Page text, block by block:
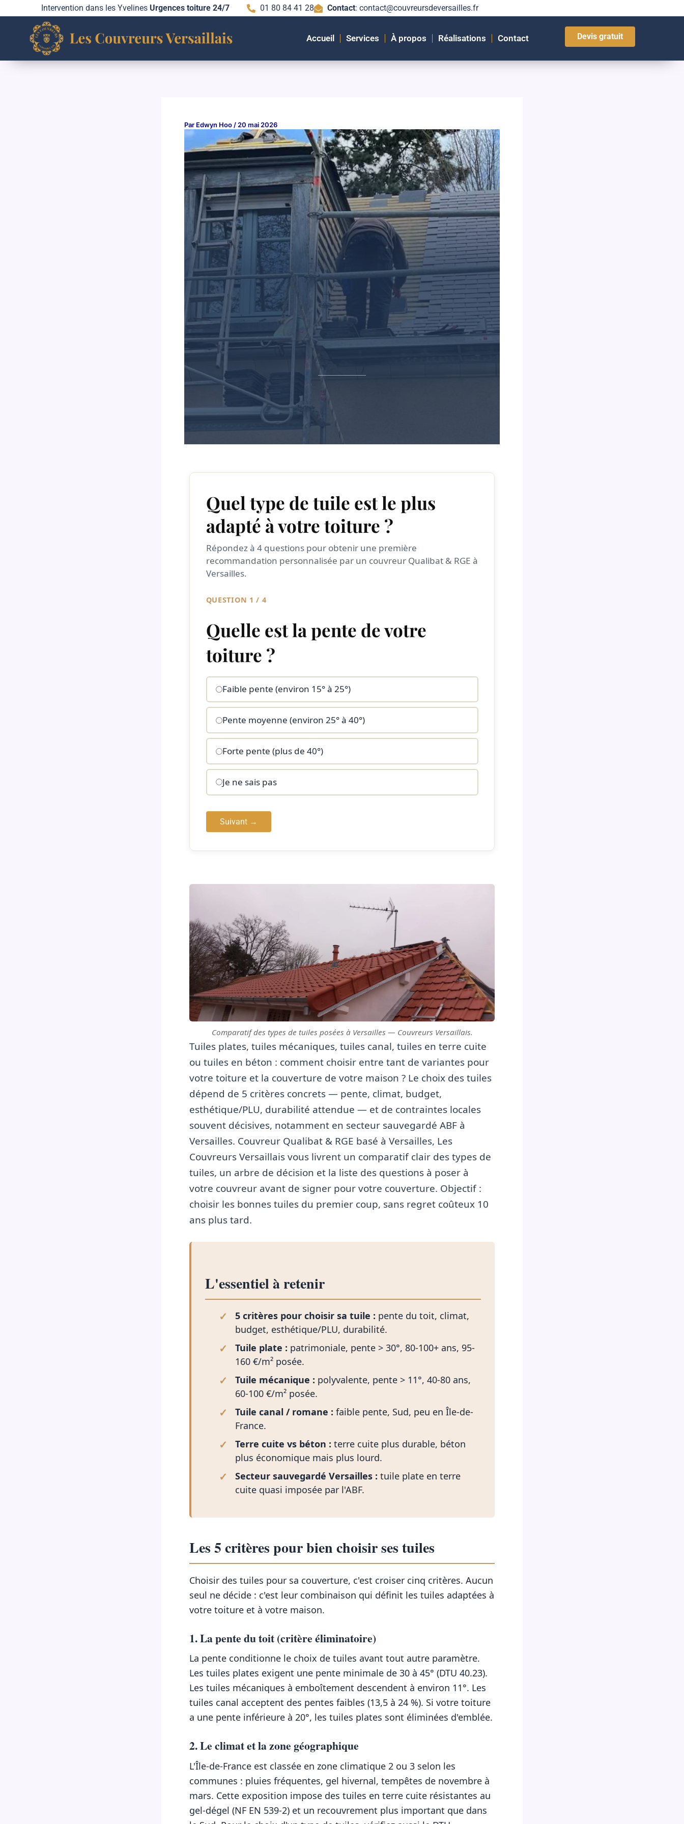
contenu
Intervention dans les Yvelines Urgences toiture 24/7 01 80 84 41 28 Contact: contact@couvreursdeversailles.fr
Accueil Services À propos Réalisations Contact Devis gratuit
Par Edwyn Hoo / 20 mai 2026
Quel type de tuile est le plus
adapté à votre toiture ?
Répondez à 4 questions pour obtenir une première
recommandation personnalisée par un couvreur Qualibat & RGE à
Versailles.
QUESTION 1 / 4
Quelle est la pente de votre
toiture ?
Faible pente (environ 15° à 25°)
Pente moyenne (environ 25° à 40°)
Forte pente (plus de 40°)
Je ne sais pas
Suivant →
Comparatif des types de tuiles posées à Versailles — Couvreurs Versaillais.
Tuiles plates, tuiles mécaniques, tuiles canal, tuiles en terre cuite
ou tuiles en béton : comment choisir entre tant de variantes pour
votre toiture et la couverture de votre maison ? Le choix des tuiles
dépend de 5 critères concrets — pente, climat, budget,
esthétique/PLU, durabilité attendue — et de contraintes locales
souvent décisives, notamment en secteur sauvegardé ABF à
Versailles. Couvreur Qualibat & RGE basé à Versailles, Les
Couvreurs Versaillais vous livrent un comparatif clair des types de
tuiles, un arbre de décision et la liste des questions à poser à
votre couvreur avant de signer pour votre couverture. Objectif :
choisir les bonnes tuiles du premier coup, sans regret coûteux 10
ans plus tard.
L'essentiel à retenir
5 critères pour choisir sa tuile : pente du toit, climat,
budget, esthétique/PLU, durabilité.
Tuile plate : patrimoniale, pente > 30°, 80-100+ ans, 95-
160 €/m² posée.
Tuile mécanique : polyvalente, pente > 11°, 40-80 ans,
60-100 €/m² posée.
Tuile canal / romane : faible pente, Sud, peu en Île-de-
France.
Terre cuite vs béton : terre cuite plus durable, béton
plus économique mais plus lourd.
Secteur sauvegardé Versailles : tuile plate en terre
cuite quasi imposée par l'ABF.
Les 5 critères pour bien choisir ses tuiles
Choisir des tuiles pour sa couverture, c'est croiser cinq critères. Aucun
seul ne décide : c'est leur combinaison qui définit les tuiles adaptées à
votre toiture et à votre maison.
1. La pente du toit (critère éliminatoire)
La pente conditionne le choix de tuiles avant tout autre paramètre.
Les tuiles plates exigent une pente minimale de 30 à 45° (DTU 40.23).
Les tuiles mécaniques à emboîtement descendent à environ 11°. Les
tuiles canal acceptent des pentes faibles (13,5 à 24 %). Si votre toiture
a une pente inférieure à 20°, les tuiles plates sont éliminées d'emblée.
2. Le climat et la zone géographique
L'Île-de-France est classée en zone climatique 2 ou 3 selon les
communes : pluies fréquentes, gel hivernal, tempêtes de novembre à
mars. Cette exposition impose des tuiles en terre cuite résistantes au
gel-dégel (NF EN 539-2) et un recouvrement plus important que dans